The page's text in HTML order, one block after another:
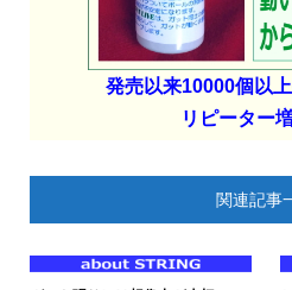
発売以来10000個以
リピーター
関連記事